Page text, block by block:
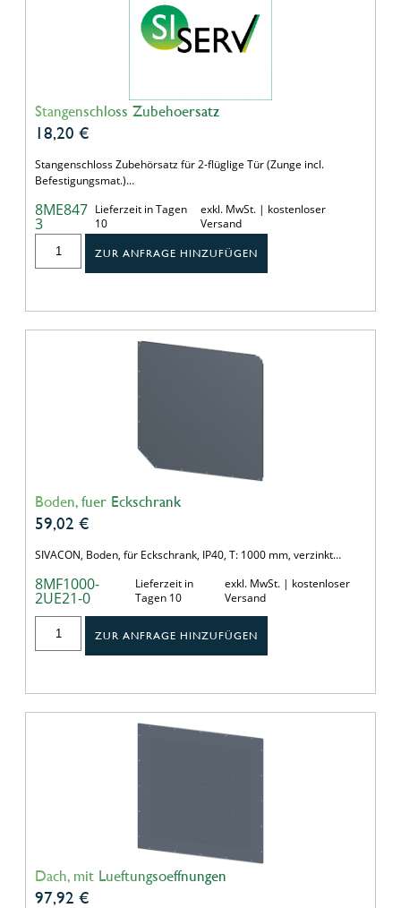
Stangenschloss Zubehoersatz
18,20 €
Stangenschloss Zubehörsatz für 2-flüglige Tür (Zunge incl.
Befestigungsmat.)…
8ME847
3
Lieferzeit in Tagen
10
exkl. MwSt. | kostenloser
Versand
ZUR ANFRAGE HINZUFÜGEN
Boden, fuer Eckschrank
59,02 €
SIVACON, Boden, für Eckschrank, IP40, T: 1000 mm, verzinkt…
8MF1000-
2UE21-0
Lieferzeit in
Tagen 10
exkl. MwSt. | kostenloser
Versand
ZUR ANFRAGE HINZUFÜGEN
Dach, mit Lueftungsoeffnungen
97,92 €